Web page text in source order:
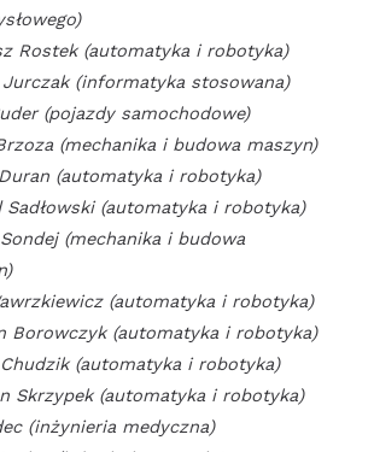
Rostek (automatyka i robotyka)
Jurczak (informatyka stosowana)
(pojazdy samochodowe)
(mechanika i budowa maszyn)
(automatyka i robotyka)
Sadłowski (automatyka i robotyka)
(mechanika i budowa
(automatyka i robotyka)
Borowczyk (automatyka i robotyka)
(automatyka i robotyka)
Skrzypek (automatyka i robotyka)
(inżynieria medyczna)